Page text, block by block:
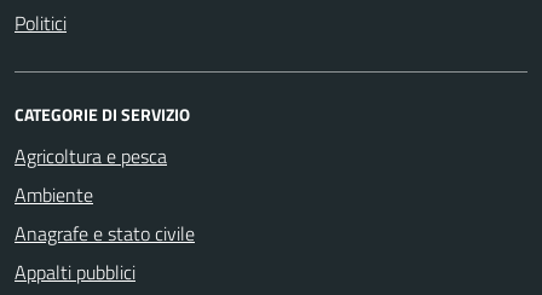
Politici
CATEGORIE DI SERVIZIO
Agricoltura e pesca
Ambiente
Anagrafe e stato civile
Appalti pubblici